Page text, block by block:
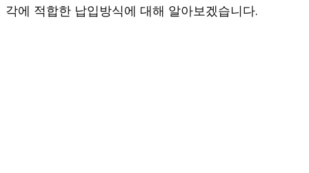
각에 적합한 납입방식에 대해 알아보겠습니다.